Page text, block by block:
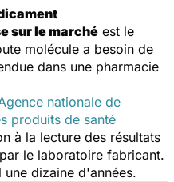
sur le marché est le
molécule a besoin de
dans une pharmacie
nationale de
produits de santé
à la lecture des résultats
le laboratoire fabricant.
dizaine d'années.